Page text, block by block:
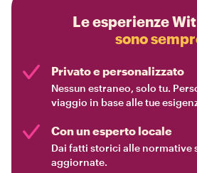
Le esperienze
sono
Privato e personalizzato
Nessun estraneo, solo tu.
viaggio in base alle tue
Con un esperto locale
Dai fatti storici alle normative
aggiornate.